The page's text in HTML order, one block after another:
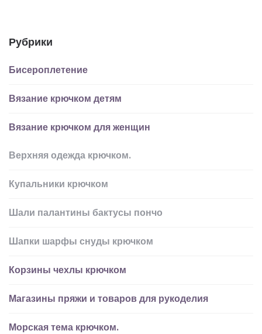
Рубрики
Бисероплетение
Вязание крючком детям
Вязание крючком для женщин
Верхняя одежда крючком.
Купальники крючком
Шали палантины бактусы пончо
Шапки шарфы снуды крючком
Корзины чехлы крючком
Магазины пряжи и товаров для рукоделия
Морская тема крючком.